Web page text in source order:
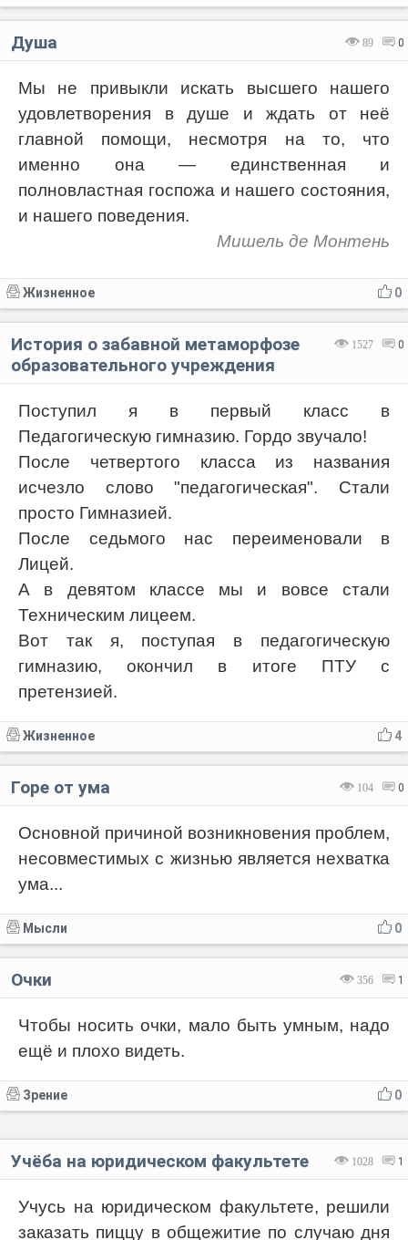
89 0
Душа
Мы не привыкли искать высшего нашего
удовлетворения в душе и ждать от неё
главной помощи, несмотря на то, что
именно она — единственная и
полновластная госпожа и нашего состояния,
и нашего поведения.
Мишель де Монтень
0
Жизненное
1527 0
История о забавной метаморфозе
образовательного учреждения
Поступил я в первый класс в
Педагогическую гимназию. Гордо звучало!
После четвертого класса из названия
исчезло слово "педагогическая". Стали
просто Гимназией.
После седьмого нас переименовали в
Лицей.
А в девятом классе мы и вовсе стали
Техническим лицеем.
Вот так я, поступая в педагогическую
гимназию, окончил в итоге ПТУ с
претензией.
4
Жизненное
104 0
Горе от ума
Основной причиной возникновения проблем,
несовместимых с жизнью является нехватка
ума...
0
Мысли
356 1
Очки
Чтобы носить очки, мало быть умным, надо
ещё и плохо видеть.
0
Зрение
1028 1
Учёба на юридическом факультете
Учусь на юридическом факультете, решили
заказать пиццу в общежитие по случаю дня